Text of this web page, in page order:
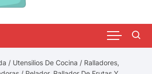
/ Utensilios De Cocina / Ralladores,